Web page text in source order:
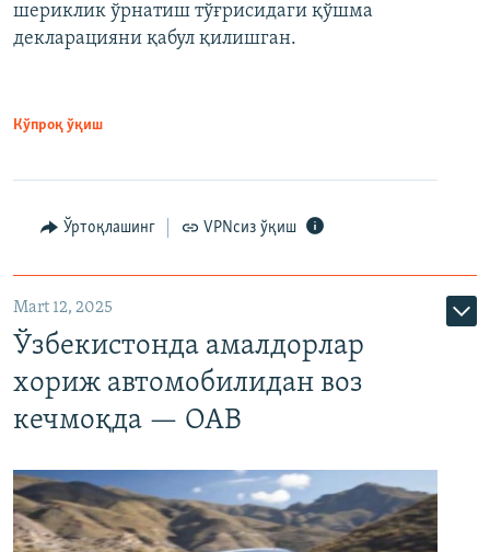
шериклик ўрнатиш тўғрисидаги қўшма
декларацияни қабул қилишган.
Кўпроқ ўқиш
Ўртоқлашинг VPNсиз ўқиш
Mart 12, 2025
Ўзбекистонда амалдорлар
хориж автомобилидан воз
кечмоқда — ОАВ